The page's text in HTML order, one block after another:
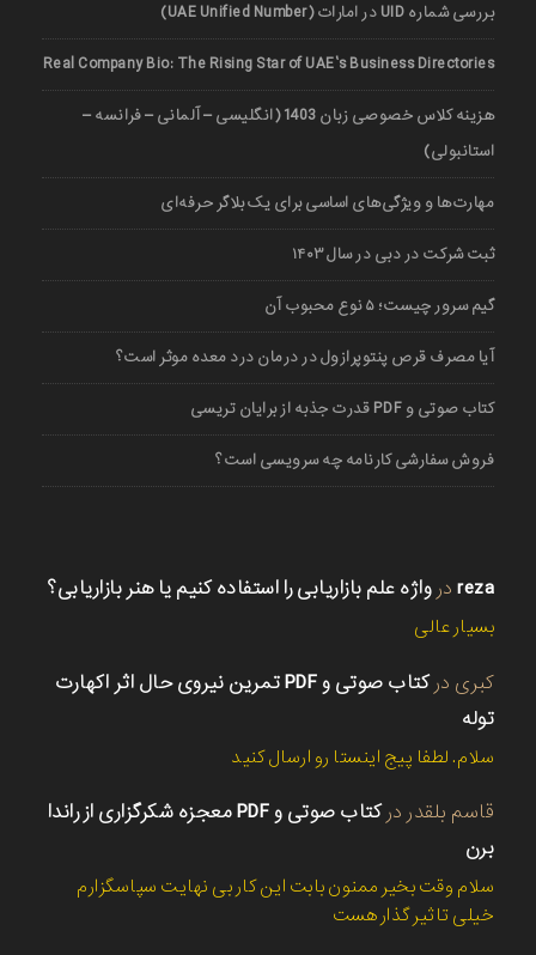
بررسی شماره UID در امارات (UAE Unified Number)
Real Company Bio: The Rising Star of UAE’s Business Directories
هزینه کلاس خصوصی زبان 1403 (انگلیسی – آلمانی – فرانسه –
استانبولی)
مهارت‌ها و ویژگی‌های اساسی برای یک بلاگر حرفه‌ای
ثبت شرکت در دبی در سال ۱۴۰۳
گیم سرور چیست؛ ۵ نوع محبوب آن
آیا مصرف قرص پنتوپرازول در درمان درد معده موثر است؟
کتاب صوتی و PDF قدرت جذبه از برایان تریسی
فروش سفارشی کارنامه چه سرویسی است؟
reza در واژه علم بازاریابی را استفاده کنیم یا هنر بازاریابی؟
بسیار عالی
کبری در
کتاب صوتی و PDF تمرین نیروی حال اثر اکهارت
توله
سلام. لطفا پیج اینستا رو ارسال کنید
قاسم بلقدر در
کتاب صوتی و PDF معجزه شکرگزاری از راندا
برن
سلام وقت بخیر ممنون بابت این کار بی نهایت سپاسگزارم
خیلی تاثیر گذار هست